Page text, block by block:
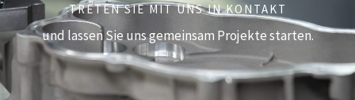
TRETEN SIE MIT UNS IN KONTAKT
und lassen Sie uns gemeinsam Projekte starten.